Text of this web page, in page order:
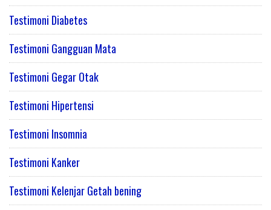
Testimoni Diabetes
Testimoni Gangguan Mata
Testimoni Gegar Otak
Testimoni Hipertensi
Testimoni Insomnia
Testimoni Kanker
Testimoni Kelenjar Getah bening